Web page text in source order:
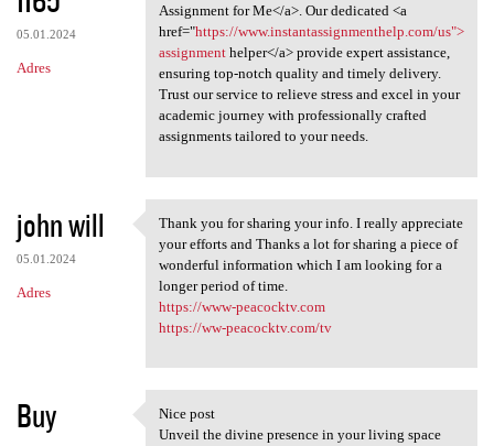
05.01.2024
Adres
Assignment for Me</a>. Our dedicated <a
href="https://www.instantassignmenthelp.com/us">
assignmenthelper</a> provide expert assistance,
ensuring top-notch quality and timely delivery.
Trust our service to relieve stress and excel in your
academic journey with professionally crafted
assignments tailored to your needs.
john will
05.01.2024
Adres
Thank you for sharing your
Thank you for sharing your info. I really appreciate
your efforts and Thanks a lot for sharing a piece of
wonderful information which I am looking for a
longer period of time.
https://www-peacocktv.com
https://ww-peacocktv.com/tv
Buy
Nice post
Nice post
Unveil the divine presence in your living space